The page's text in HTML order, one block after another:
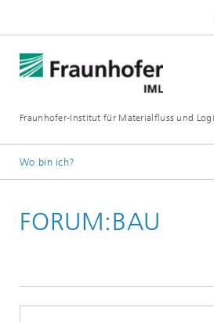
Fraunhofer-Institut für Materialfluss und
Wo bin ich?
Veranstaltungen
FORUM:BAU